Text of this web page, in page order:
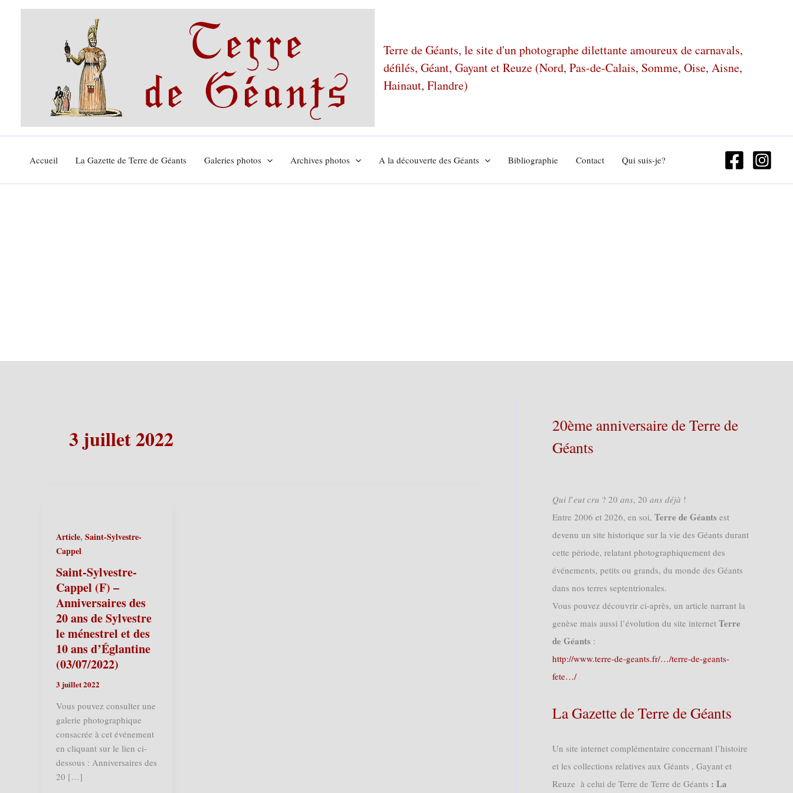
Terre de Géants, le site d'un photographe dilettante amoureux de carnavals,
défilés, Géant, Gayant et Reuze (Nord, Pas-de-Calais, Somme, Oise, Aisne,
Hainaut, Flandre)
Accueil La Gazette de Terre de Géants Galeries photos Archives photos A la découverte des Géants Bibliographie Contact Qui suis-je?
3 juillet 2022
Article,Saint-Sylvestre-
Cappel
Saint-Sylvestre-
Cappel (F) –
Anniversaires des
20 ans de Sylvestre
le ménestrel et des
10 ans d’Églantine
(03/07/2022)
3 juillet 2022
Vous pouvez consulter une
galerie photographique
consacrée à cet événement
en cliquant sur le lien ci-
dessous : Anniversaires des
20 […]
20ème anniversaire de Terre de
Géants
𝑄𝑢𝑖 𝑙’𝑒𝑢𝑡 𝑐𝑟𝑢 ? 20 𝑎𝑛𝑠, 20 𝑎𝑛𝑠 𝑑𝑒́𝑗𝑎̀ !
Entre 2006 et 2026, en soi, Terre de Géants est
devenu un site historique sur la vie des Géants durant
cette période, relatant photographiquement des
événements, petits ou grands, du monde des Géants
dans nos terres septentrionales.
Vous pouvez découvrir ci-après, un article narrant la
genèse mais aussi l’évolution du site internet Terre
de Géants :
http://www.terre-de-geants.fr/…/terre-de-geants-
fete…/
La Gazette de Terre de Géants
Un site internet complémentaire concernant l’histoire
et les collections relatives aux Géants , Gayant et
Reuze à celui de Terre de Terre de Géants : La